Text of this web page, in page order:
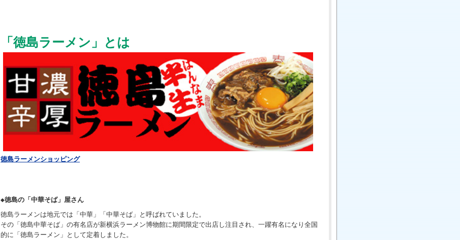
「徳島ラーメン」とは
徳島ラーメンショッピング
◆徳島の「中華そば」屋さん
徳島ラーメンは地元では「中華」「中華そば」と呼ばれていました。
その「徳島中華そば」の有名店が新横浜ラーメン博物館に期間限定で出店し注目され、一躍有名になり全国
的に「徳島ラーメン」として定着しました。